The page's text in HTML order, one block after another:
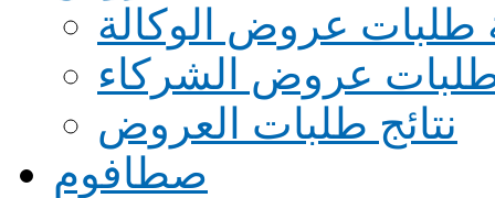
طلبات عروض الوكالة
طلبات عروض الشركاء
نتائج طلبات العروض
صطافوم